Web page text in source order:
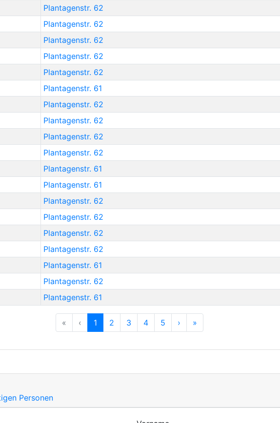
Plantagenstr. 62
Plantagenstr. 62
Plantagenstr. 62
Plantagenstr. 62
Plantagenstr. 62
Plantagenstr. 61
Plantagenstr. 62
Plantagenstr. 62
Plantagenstr. 62
Plantagenstr. 62
Plantagenstr. 61
Plantagenstr. 61
Plantagenstr. 62
Plantagenstr. 62
Plantagenstr. 62
Plantagenstr. 62
Plantagenstr. 61
Plantagenstr. 62
Plantagenstr. 61
« Previous
‹Previous
1 2 3 4 5 ›Next
»Previous
Personen